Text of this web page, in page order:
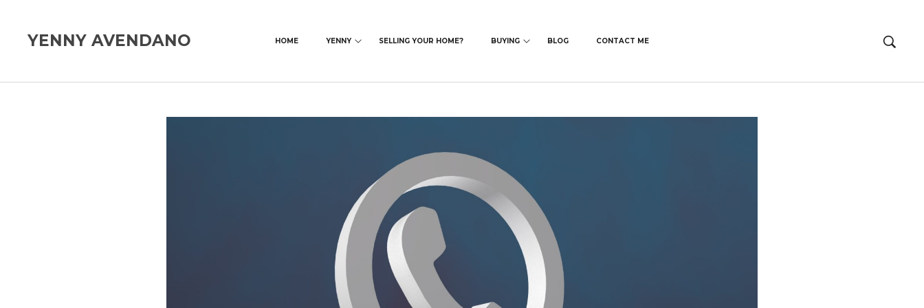
YENNY AVENDANO HOME YENNY SELLING YOUR HOME? BUYING BLOG CONTACT ME